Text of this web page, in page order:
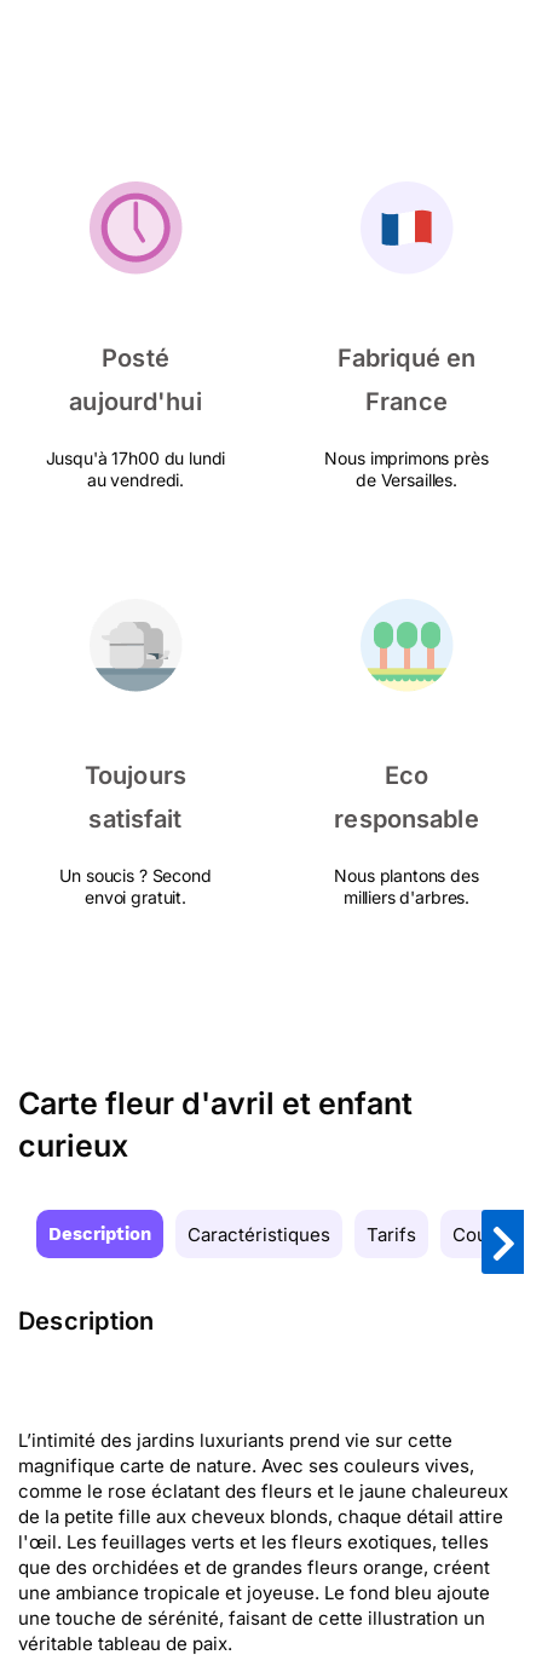
Posté
aujourd'hui
Jusqu'à 17h00 du lundi
au vendredi.
Fabriqué en
France
Nous imprimons près
de Versailles.
Toujours
satisfait
Un soucis ? Second
envoi gratuit.
Eco
responsable
Nous plantons des
milliers d'arbres.
Carte fleur d'avril et enfant
curieux
Description Caractéristiques Tarifs Couleurs
Description
L’intimité des jardins luxuriants prend vie sur cette
magnifique carte de nature. Avec ses couleurs vives,
comme le rose éclatant des fleurs et le jaune chaleureux
de la petite fille aux cheveux blonds, chaque détail attire
l'œil. Les feuillages verts et les fleurs exotiques, telles
que des orchidées et de grandes fleurs orange, créent
une ambiance tropicale et joyeuse. Le fond bleu ajoute
une touche de sérénité, faisant de cette illustration un
véritable tableau de paix.